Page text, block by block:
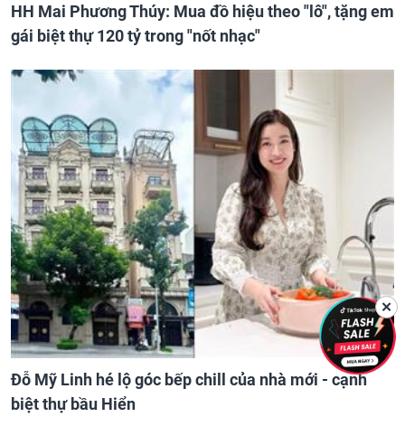
HH Mai Phương Thúy: Mua đồ hiệu theo "lô", tặng em
gái biệt thự 120 tỷ trong "nốt nhạc"
Đỗ Mỹ Linh hé lộ góc bếp chill của nhà mới - cạnh
biệt thự bầu Hiển
✕